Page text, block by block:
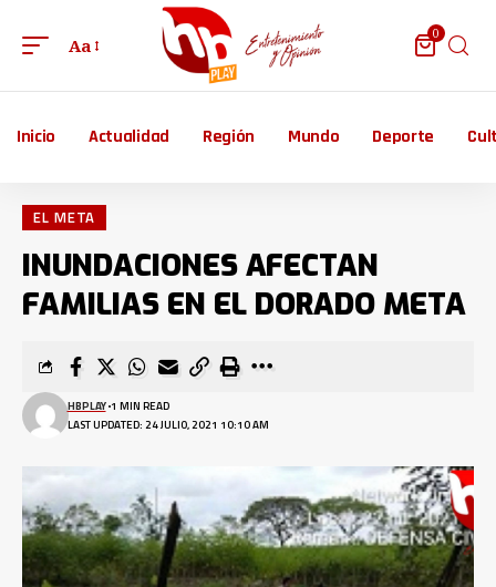
Aa
0
Inicio Actualidad Región Mundo Deporte
EL META
INUNDACIONES AFECTAN
FAMILIAS EN EL DORADO META
LAST UPDATED: 24 JULIO, 2021 10:10 AM
HBPLAY 1 MIN READ